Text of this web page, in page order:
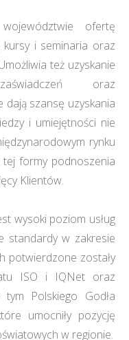
ofertę
kursy i seminaria oraz
też uzyskanie
oraz
dają szansę uzyskania
i umiejętności nie
rynku
formy podnoszenia
Klientów.
wysoki poziom usług
standardy w zakresie
potwierdzone zostały
ISO i IQNet oraz
Polskiego Godła
umocniły pozycję
w regionie.